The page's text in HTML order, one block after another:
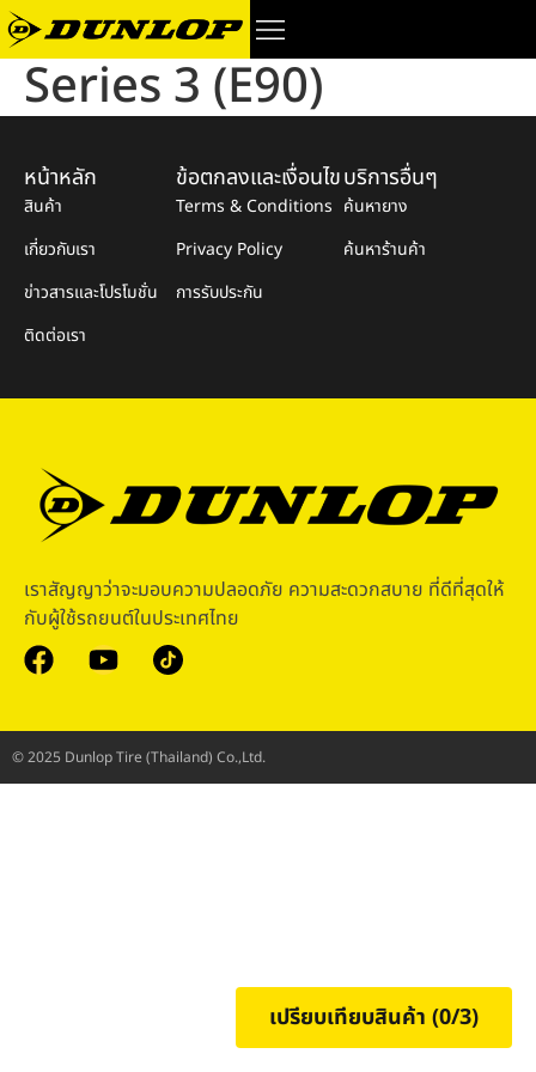
Series 3 (E90)
© 2025 Dunlop Tire (Thailand) Co.,Ltd.
เราสัญญาว่าจะมอบความปลอดภัย ความสะดวกสบาย ที่ดีที่สุดให้
กับผู้ใช้รถยนต์ในประเทศไทย
หน้าหลัก
สินค้า
เกี่ยวกับเรา
ข่าวสารและโปรโมชั่น
ติดต่อเรา
ข้อตกลงและเงื่อนไข
Terms & Conditions
Privacy Policy
การรับประกัน
บริการอื่นๆ
ค้นหายาง
ค้นหาร้านค้า
เปรียบเทียบสินค้า (0/3)